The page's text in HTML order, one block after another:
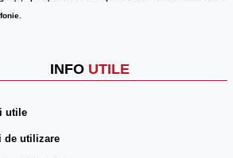
INFO UTILE
utile
de utilizare